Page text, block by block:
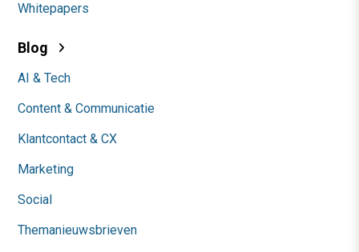
Whitepapers
Blog
AI & Tech
Content & Communicatie
Klantcontact & CX
Marketing
Social
Themanieuwsbrieven